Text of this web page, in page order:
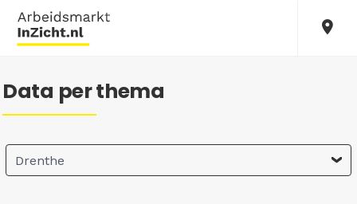
Data per thema
Drenthe